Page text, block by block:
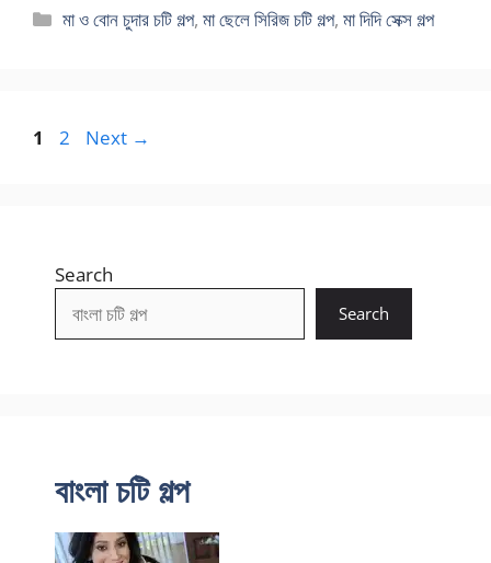
Categories
মা ও বোন চুদার চটি গল্প,মা ছেলে সিরিজ চটি গল্প,মা দিদি সেক্স গল্প
Page
1 Page
2 Next →
Search
Search
বাংলা চটি গল্প